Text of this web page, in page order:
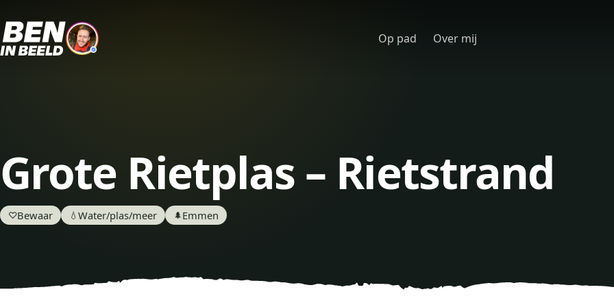
Op pad Over mij
Grote Rietplas – Rietstrand
♡Bewaar 💧 Water/plas/meer 🌲Emmen